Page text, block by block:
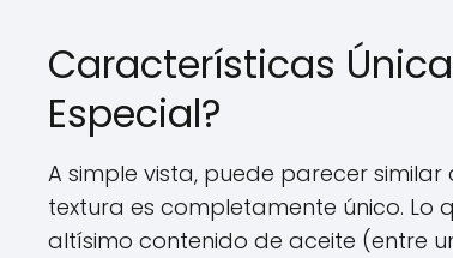
Características
Especial?
A simple vista, puede parecer
textura es completamente único. Lo
altísimo contenido de aceite (entre